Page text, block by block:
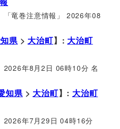
「竜巻注意情報」 2026年08
県 > 大治町】: 大治町
2026年8月2日 06時10分 名
知県> 大治町】: 大治町
2026年7月29日 04時16分